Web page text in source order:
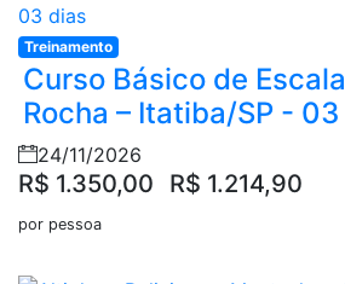
Treinamento
Curso Básico de
Rocha – Itatiba/SP -
24/11/2026
R$ 1.350,00 R$ 1.214,90
por pessoa